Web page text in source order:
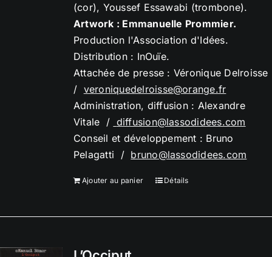
(cor), Youssef Essawabi (trombone).
Artwork : Emmanuelle Prommier.
Production l'Association d'Idées.
Distribution : InOuïe.
Attachée de presse : Véronique Delroisse
/ veroniquedelroisse@orange.fr
Administration, diffusion : Alexandre
Vitale / diffusion@lassodidees.com
Conseil et développement : Bruno
Pelagatti / bruno@lassodidees.com
Ajouter au panier Détails